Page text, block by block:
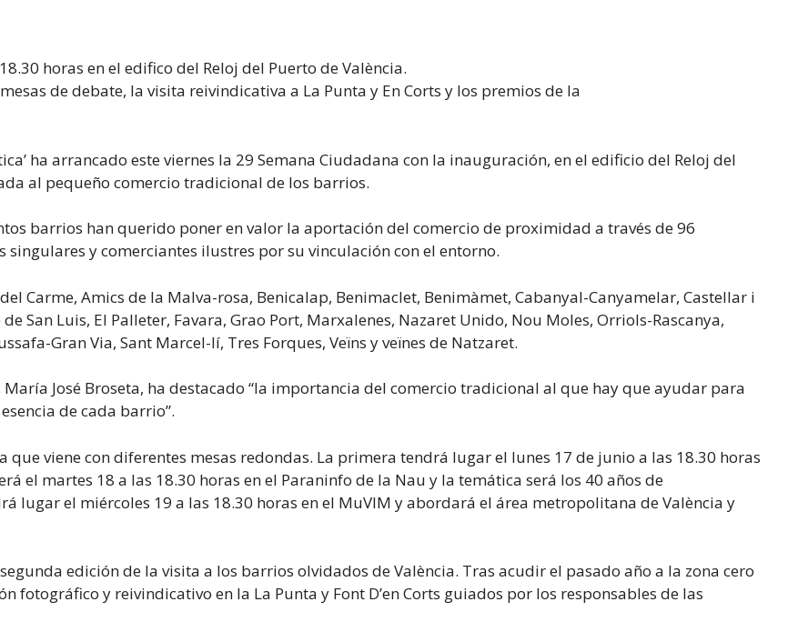
horas en el edifico del Reloj del Puerto de València.
de debate, la visita reivindicativa a La Punta y En Corts y los premios de la
ha arrancado este viernes la 29 Semana Ciudadana con la inauguración, en el edificio del Reloj del
al pequeño comercio tradicional de los barrios.
barrios han querido poner en valor la aportación del comercio de proximidad a través de 96
y comerciantes ilustres por su vinculación con el entorno.
Carme, Amics de la Malva-rosa, Benicalap, Benimaclet, Benimàmet, Cabanyal-Canyamelar, Castellar i
San Luis, El Palleter, Favara, Grao Port, Marxalenes, Nazaret Unido, Nou Moles, Orriols-Rascanya,
Gran Via, Sant Marcel-lí, Tres Forques, Veïns y veïnes de Natzaret.
José Broseta, ha destacado “la importancia del comercio tradicional al que hay que ayudar para
de cada barrio”.
que viene con diferentes mesas redondas. La primera tendrá lugar el lunes 17 de junio a las 18.30 horas
el martes 18 a las 18.30 horas en el Paraninfo de la Nau y la temática será los 40 años de
lugar el miércoles 19 a las 18.30 horas en el MuVIM y abordará el área metropolitana de València y
edición de la visita a los barrios olvidados de València. Tras acudir el pasado año a la zona cero
fotográfico y reivindicativo en la La Punta y Font D’en Corts guiados por los responsables de las